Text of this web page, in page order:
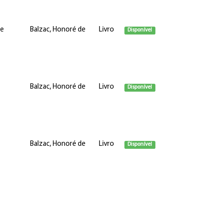
Balzac, Honoré de Livro Disponível
Balzac, Honoré de Livro Disponível
Balzac, Honoré de Livro Disponível